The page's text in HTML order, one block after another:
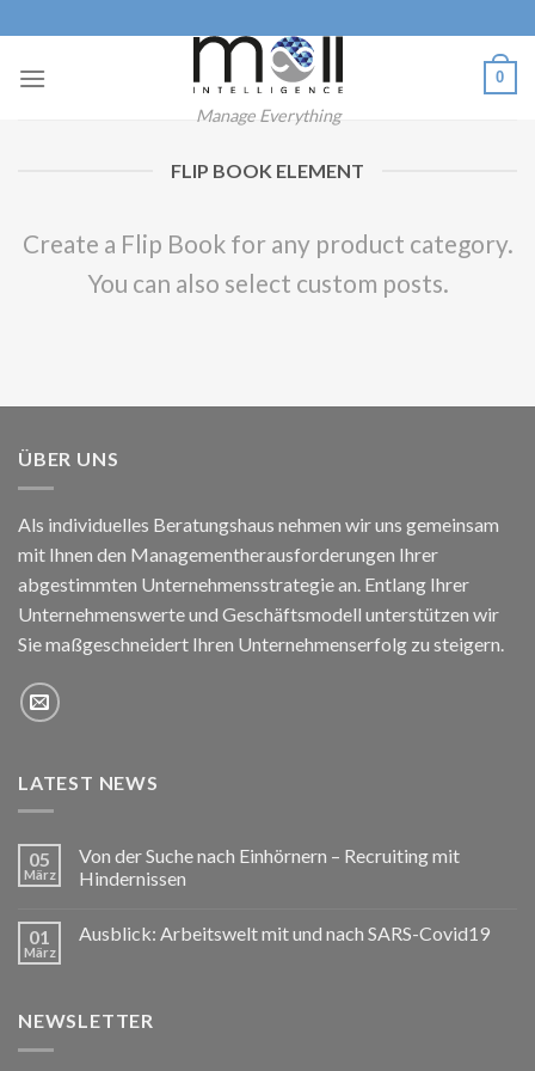
to
content
Manage Everything
0
FLIP BOOK ELEMENT
Create a Flip Book for any product category.
You can also select custom posts.
ÜBER UNS
Als individuelles Beratungshaus nehmen wir uns gemeinsam
mit Ihnen den Managementherausforderungen Ihrer
abgestimmten Unternehmensstrategie an. Entlang Ihrer
Unternehmenswerte und Geschäftsmodell unterstützen wir
Sie maßgeschneidert Ihren Unternehmenserfolg zu steigern.
LATEST NEWS
05
März
Von der Suche nach Einhörnern – Recruiting mit
Hindernissen
01
März
Ausblick: Arbeitswelt mit und nach SARS-Covid19
NEWSLETTER